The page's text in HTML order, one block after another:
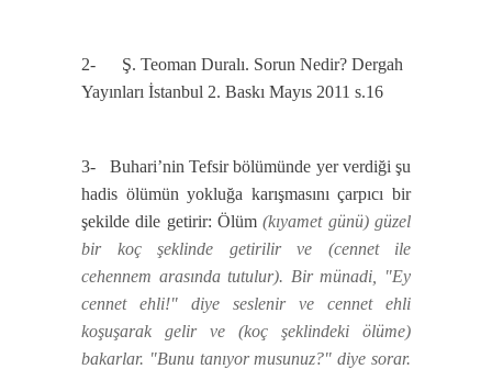
2- Ş. Teoman Duralı. Sorun Nedir? Dergah
Yayınları İstanbul 2. Baskı Mayıs 2011 s.16
3-
Buhari’nin Tefsir bölümünde yer verdiği şu
hadis ölümün yokluğa karışmasını çarpıcı bir
şekilde dile getirir: Ölüm (kıyamet günü) güzel
bir koç şeklinde getirilir ve (cennet ile
cehennem arasında tutulur). Bir münadi, "Ey
cennet ehli!" diye seslenir ve cennet ehli
koşuşarak gelir ve (koç şeklindeki ölüme)
bakarlar. "Bunu tanıyor musunuz?" diye sorar.